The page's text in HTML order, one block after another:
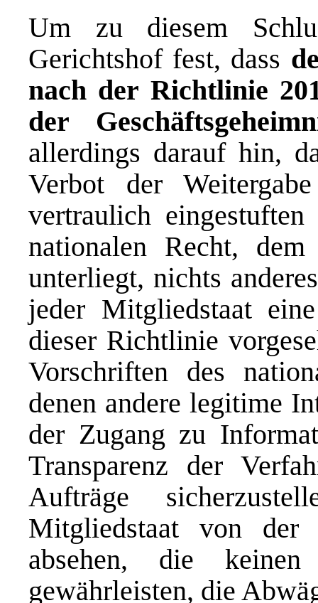
Um zu diesem
Gerichtshof fest, dass
nach der Richtlinie
der
allerdings darauf hin,
Verbot der
vertraulich
nationalen Recht,
unterliegt, nichts
jeder Mitgliedstaat
dieser Richtlinie
Vorschriften des
denen andere legitime
der Zugang zu
Transparenz der
Aufträge
Mitgliedstaat von der
absehen, die keinen
gewährleisten, die